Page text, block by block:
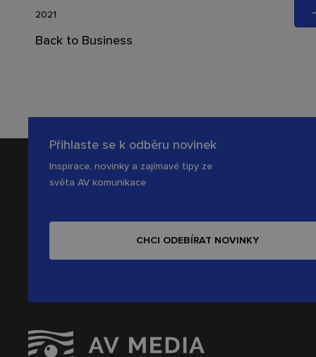
2021
Back to Business
Přihlaste se k odběru novinek
Inspirace, novinky a zajímavé tipy ze
světa AV komunikace
CHCI ODEBÍRAT NOVINKY